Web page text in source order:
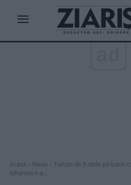
Acasă News
Turism de 5 stele pe banii
Iohannis n-a...